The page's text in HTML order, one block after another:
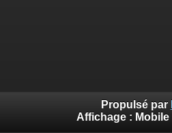
Propulsé par
Affichage : Mobile